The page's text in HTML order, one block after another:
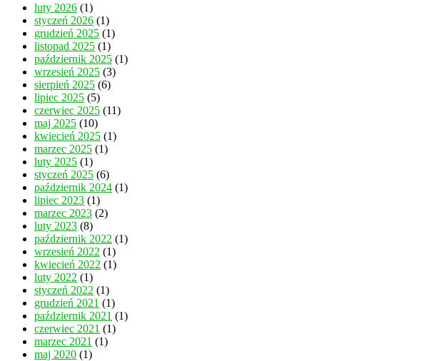
luty 2026 (1)
styczeń 2026 (1)
grudzień 2025 (1)
listopad 2025 (1)
październik 2025 (1)
wrzesień 2025 (3)
sierpień 2025 (6)
lipiec 2025 (5)
czerwiec 2025 (11)
maj 2025 (10)
kwiecień 2025 (1)
marzec 2025 (1)
luty 2025 (1)
styczeń 2025 (6)
październik 2024 (1)
lipiec 2023 (1)
marzec 2023 (2)
luty 2023 (8)
październik 2022 (1)
wrzesień 2022 (1)
kwiecień 2022 (1)
luty 2022 (1)
styczeń 2022 (1)
grudzień 2021 (1)
październik 2021 (1)
czerwiec 2021 (1)
marzec 2021 (1)
maj 2020 (1)